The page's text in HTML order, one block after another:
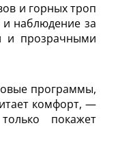
и горных троп
наблюдение за
и прозрачными
программы,
комфорт, —
покажет